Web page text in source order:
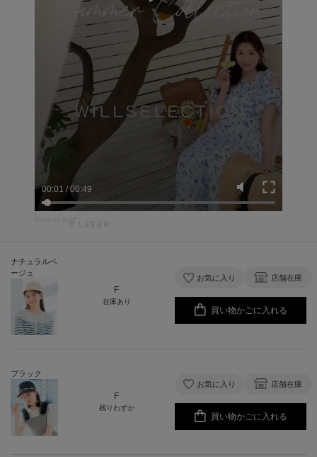
00:02 /00:49
ナチュラルベ
ージュ
F
在庫あり
お気に入り 店舗在庫
買い物かごに入れる
ブラック
F
残りわずか
お気に入り 店舗在庫
買い物かごに入れる